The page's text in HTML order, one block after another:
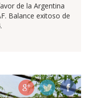
de la Argentina
Balance exitoso de